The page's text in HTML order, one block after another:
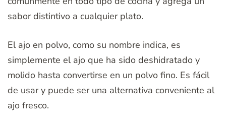
sabor distintivo a cualquier plato.
El ajo en polvo, como su nombre indica, es
simplemente el ajo que ha sido deshidratado y
molido hasta convertirse en un polvo fino. Es fácil
de usar y puede ser una alternativa conveniente al
ajo fresco.